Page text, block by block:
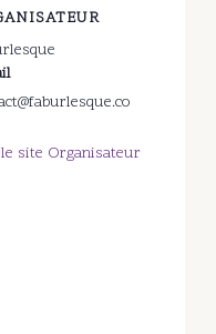
site Organisateur